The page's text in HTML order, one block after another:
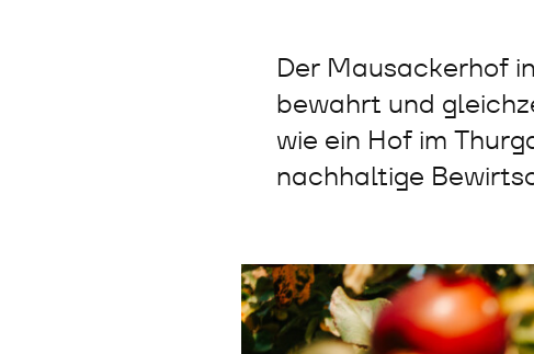
Der Mausackerhof
bewahrt und
wie ein Hof im
nachhaltige